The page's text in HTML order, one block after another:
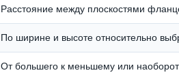
Расстояние между плоскостями
По ширине и высоте относительно
От большего к меньшему или наоборот